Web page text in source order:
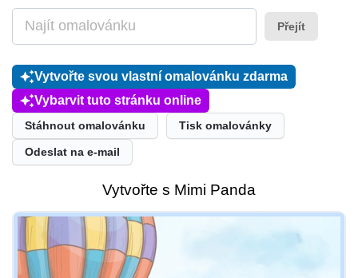
Přejít
Vytvořte svou vlastní omalovánku zdarma
Vybarvit tuto stránku online
Stáhnout omalovánku Tisk omalovánky
Odeslat na e-mail
Vytvořte s Mimi Panda